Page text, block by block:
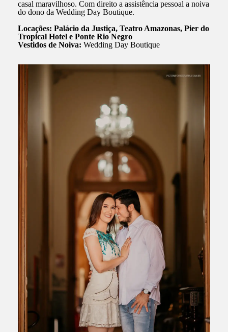
casal maravilhoso. Com direito a assistência pessoal a noiva
do dono da Wedding Day Boutique.
Locações: Palácio da Justiça, Teatro Amazonas, Pier do
Tropical Hotel e Ponte Rio Negro
Vestidos de Noiva: Wedding Day Boutique